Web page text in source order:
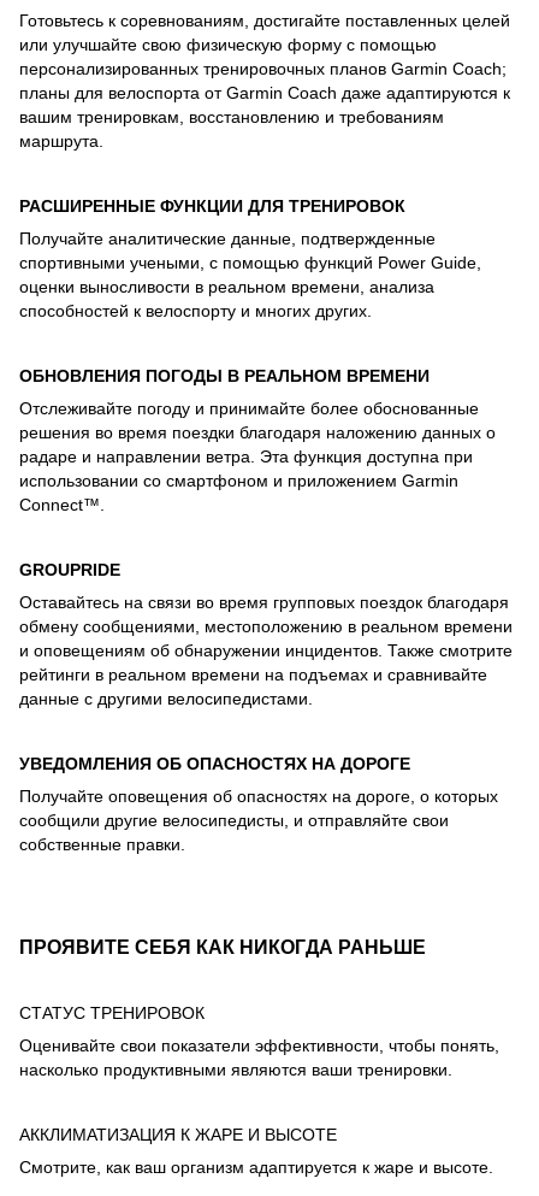
Готовьтесь к соревнованиям, достигайте поставленных целей
или улучшайте свою физическую форму с помощью
персонализированных тренировочных планов Garmin Coach;
планы для велоспорта от Garmin Coach даже адаптируются к
вашим тренировкам, восстановлению и требованиям
маршрута.
РАСШИРЕННЫЕ ФУНКЦИИ ДЛЯ ТРЕНИРОВОК
Получайте аналитические данные, подтвержденные
спортивными учеными, с помощью функций Power Guide,
оценки выносливости в реальном времени, анализа
способностей к велоспорту и многих других.
ОБНОВЛЕНИЯ ПОГОДЫ В РЕАЛЬНОМ ВРЕМЕНИ
Отслеживайте погоду и принимайте более обоснованные
решения во время поездки благодаря наложению данных о
радаре и направлении ветра. Эта функция доступна при
использовании со смартфоном и приложением Garmin
Connect™.
GROUPRIDE
Оставайтесь на связи во время групповых поездок благодаря
обмену сообщениями, местоположению в реальном времени
и оповещениям об обнаружении инцидентов. Также смотрите
рейтинги в реальном времени на подъемах и сравнивайте
данные с другими велосипедистами.
УВЕДОМЛЕНИЯ ОБ ОПАСНОСТЯХ НА ДОРОГЕ
Получайте оповещения об опасностях на дороге, о которых
сообщили другие велосипедисты, и отправляйте свои
собственные правки.
ПРОЯВИТЕ СЕБЯ КАК НИКОГДА РАНЬШЕ
СТАТУС ТРЕНИРОВОК
Оценивайте свои показатели эффективности, чтобы понять,
насколько продуктивными являются ваши тренировки.
АККЛИМАТИЗАЦИЯ К ЖАРЕ И ВЫСОТЕ
Смотрите, как ваш организм адаптируется к жаре и высоте.